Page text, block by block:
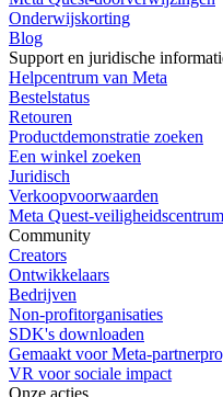
Onderwijskorting
Blog
Support en juridische
Helpcentrum van Meta
Bestelstatus
Retouren
Productdemonstratie zoeken
Een winkel zoeken
Juridisch
Verkoopvoorwaarden
Meta Quest-veiligheidscentrum
Community
Creators
Ontwikkelaars
Bedrijven
Non-profitorganisaties
SDK's downloaden
Gemaakt voor Meta-
VR voor sociale impact
Onze acties